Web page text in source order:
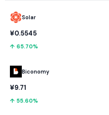
Solar
¥0.5545
↑ 65.70%
Biconomy
¥9.71
↑ 55.60%